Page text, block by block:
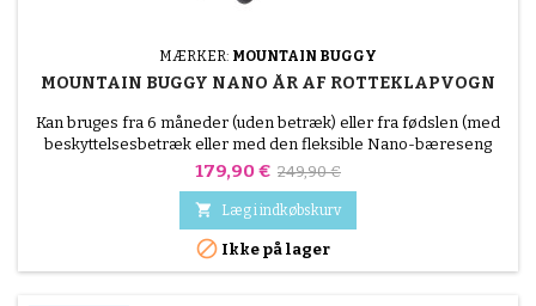
MÆRKER: MOUNTAIN BUGGY
MOUNTAIN BUGGY NANO ÅR AF ROTTEKLAPVOGN
Kan bruges fra 6 måneder (uden betræk) eller fra fødslen (med
beskyttelsesbetræk eller med den fleksible Nano-bæreseng
sælges separat) - op til 4 år Ifølge selskaberne går den i
Pris
179,90 € Normalpris
249,90 €
 Læg i indkøbskurv
 Ikke på lager